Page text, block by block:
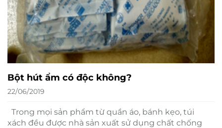
Bột hút ẩm có độc không?
22/06/2019
Trong mọi sản phẩm từ quần áo, bánh kẹo, túi
xách đều được nhà sản xuất sử dụng chất chống